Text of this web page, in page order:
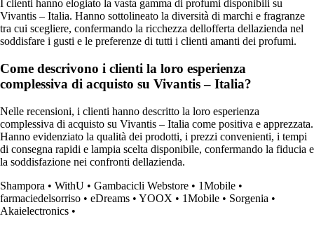
I clienti hanno elogiato la vasta gamma di profumi disponibili su
Vivantis – Italia. Hanno sottolineato la diversità di marchi e fragranze
tra cui scegliere, confermando la ricchezza dellofferta dellazienda nel
soddisfare i gusti e le preferenze di tutti i clienti amanti dei profumi.
Come descrivono i clienti la loro esperienza
complessiva di acquisto su Vivantis – Italia?
Nelle recensioni, i clienti hanno descritto la loro esperienza
complessiva di acquisto su Vivantis – Italia come positiva e apprezzata.
Hanno evidenziato la qualità dei prodotti, i prezzi convenienti, i tempi
di consegna rapidi e lampia scelta disponibile, confermando la fiducia e
la soddisfazione nei confronti dellazienda.
Shampora • WithU • Gambacicli Webstore • 1Mobile •
farmaciedelsorriso • eDreams • YOOX • 1Mobile • Sorgenia •
Akaielectronics •